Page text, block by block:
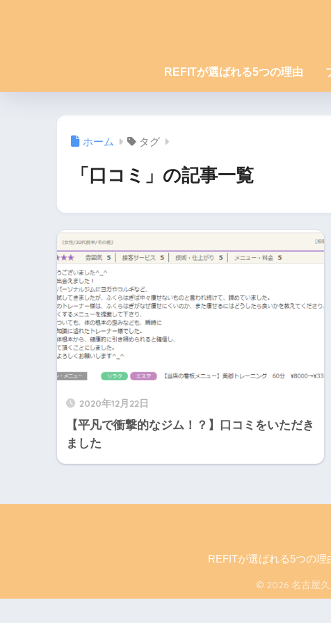
REFITが選ばれる5つの理由
ホーム タグ
「口コミ」の記事一覧
2020年12月22日
【平凡で衝撃的なジム！？】口コミをいただき
ました
REFITが選ばれる5つの理
© 2026 名古屋